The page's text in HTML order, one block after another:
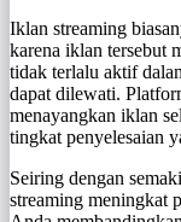
Iklan streaming
karena iklan tersebut
tidak terlalu aktif
dapat dilewati.
menayangkan iklan
tingkat penyelesaian
Seiring dengan
streaming meningkat